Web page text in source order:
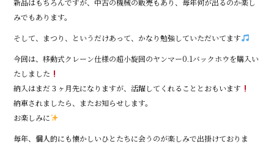
新品はもちろんですが、中古の機械の販売もあり、毎年何が出るのか楽し
みでもあります。
そして、まつり、というだけあって、かなり勉強していただいてます
今回は、移動式クレーン仕様の超小旋回のヤンマー0.1バックホウを購入い
たしました
納入はまだ３ヶ月先になりますが、活躍してくれることとおもいます
納車されましたら、またお知らせします。
お楽しみに
毎年、個人的にも懐かしいひとたちに会うのが楽しみで出掛けておりま